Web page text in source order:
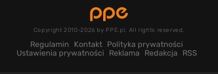
Copyright 2010-2026 by PPE.pl. All rights reserved.
Regulamin Kontakt Polityka prywatności
Ustawienia prywatności
Reklama Redakcja RSS